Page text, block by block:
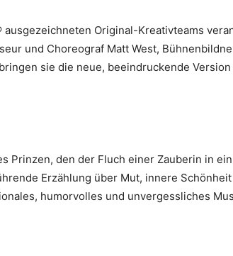
Original-Kreativteams
und Choreograf Matt West,
sie die neue, beeindruckende
Prinzen, den der Fluch einer Zauberin in
Erzählung über Mut, innere
humorvolles und unvergessliches